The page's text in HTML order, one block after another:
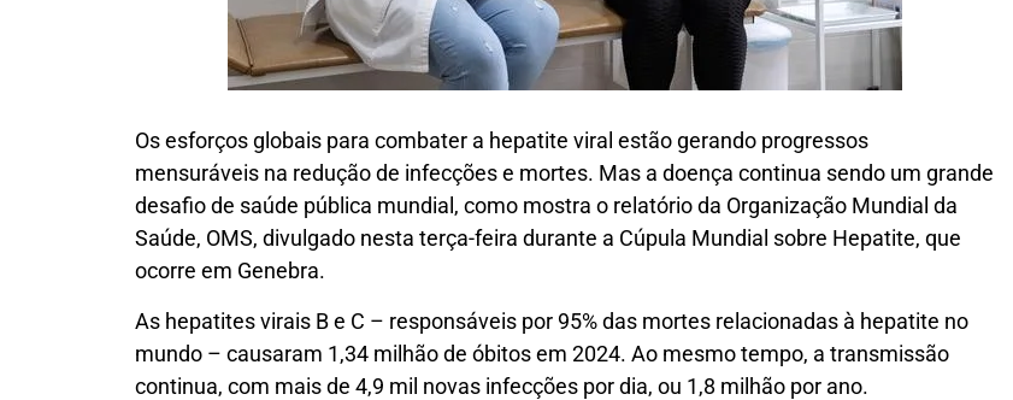
Os esforços globais para combater a hepatite viral estão gerando progressos
mensuráveis na redução de infecções e mortes. Mas a doença continua sendo um grande
desafio de saúde pública mundial, como mostra o relatório da Organização Mundial da
Saúde, OMS, divulgado nesta terça-feira durante a Cúpula Mundial sobre Hepatite, que
ocorre em Genebra.
As hepatites virais B e C – responsáveis por 95% das mortes relacionadas à hepatite no
mundo – causaram 1,34 milhão de óbitos em 2024. Ao mesmo tempo, a transmissão
continua, com mais de 4,9 mil novas infecções por dia, ou 1,8 milhão por ano.